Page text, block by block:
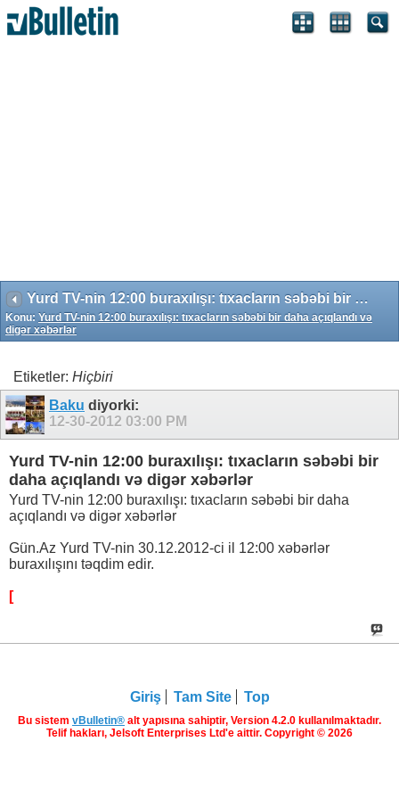
Yurd TV-nin 12:00 buraxılışı: tıxacların səbəbi bir daha açıqlandı və digər xəbərlər
Konu: Yurd TV-nin 12:00 buraxılışı: tıxacların səbəbi bir daha açıqlandı və
digər xəbərlər
Etiketler: Hiçbiri
Baku diyorki:
12-30-2012 03:00 PM
Yurd TV-nin 12:00 buraxılışı: tıxacların səbəbi bir
daha açıqlandı və digər xəbərlər
Yurd TV-nin 12:00 buraxılışı: tıxacların səbəbi bir daha
açıqlandı və digər xəbərlər
Gün.Az Yurd TV-nin 30.12.2012-ci il 12:00 xəbərlər
buraxılışını təqdim edir.
[
Giriş Tam Site Top
Bu sistem vBulletin® alt yapısına sahiptir, Version 4.2.0 kullanılmaktadır.
Telif hakları, Jelsoft Enterprises Ltd'e aittir. Copyright © 2026
Search Engine Optimization by vBSEO 3.6.1 ©2011, Crawlability,